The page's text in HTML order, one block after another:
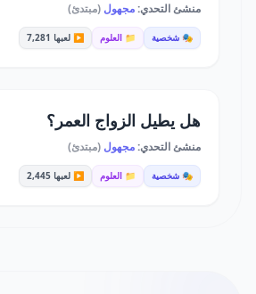
منشئ التحدي:مجهول (مبتدئ)
🎭 شخصية 📁 العلوم ▶️ لعبها 7,281
هل يطيل الزواج العمر؟
منشئ التحدي:مجهول (مبتدئ)
🎭 شخصية 📁 العلوم ▶️ لعبها 2,445